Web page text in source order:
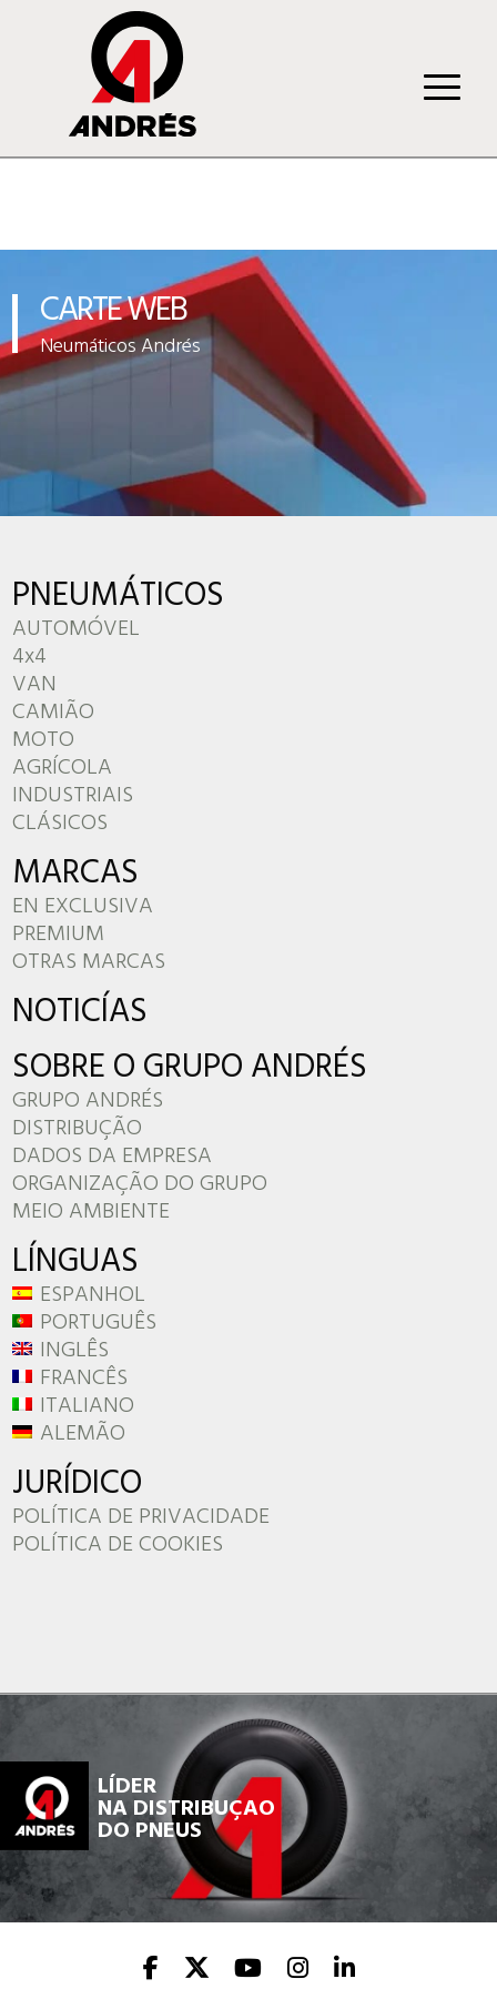
CARTE WEB
Neumáticos Andrés
PNEUMÁTICOS
AUTOMÓVEL
4x4
VAN
CAMIÃO
MOTO
AGRÍCOLA
INDUSTRIAIS
CLÁSICOS
MARCAS
EN EXCLUSIVA
PREMIUM
OTRAS MARCAS
NOTICÍAS
SOBRE O GRUPO ANDRÉS
GRUPO ANDRÉS
DISTRIBUÇÃO
DADOS DA EMPRESA
ORGANIZAÇÃO DO GRUPO
MEIO AMBIENTE
LÍNGUAS
ESPANHOL
PORTUGUÊS
INGLÊS
FRANCÊS
ITALIANO
ALEMÃO
JURÍDICO
POLÍTICA DE PRIVACIDADE
POLÍTICA DE COOKIES
LÍDER
NA DISTRIBUÇAO
DO PNEUS